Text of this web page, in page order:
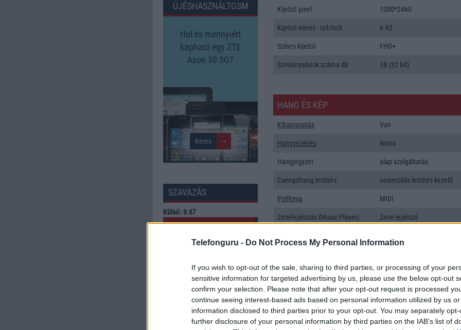
Telefonguru - Do Not Process My Personal Information
If you wish to opt-out of the sale, sharing to third parties, or processing of your
sensitive information for targeted advertising by us, please use the below opt-out
confirm your selection. Please note that after your opt-out request is processed
continue seeing interest-based ads based on personal information utilized by us
information disclosed to third parties prior to your opt-out. You may separately
further disclosure of your personal information by third parties on the IAB’s list of
ÚJÉSHASZNÁLTGSM
Hol és mennyiért
kapható egy ZTE
Axon 30 5G?
SZAVAZÁS
Külső: 9.67
Tudás: 7.33
Minőség: 10.00
Értékelés: 9.00 | Szavazatok: 3
Szavazzon Ön is!
Kijelző pixel 1080*2460
Kijelző méret - col/inch 6.92
Színes kijelző FHD+
Színárnyalatok száma db 1B (32 bit)
HANG ÉS KÉP
Kihangositás Van
Hangvezérlés Nincs
Hangjegyzet alap szolgáltatás
Csengőhang letöltés univerzális letöltés kezelõ
Polifonia MIDI
Zenelejátszás (Music Player) Zene lejátszó
Max. kamera felbontás (több
kamera esetén)
64 Mpixel
Video lejátszás 4K UHD lejátszó
MEMÓRIA ÉS TÁRHELY